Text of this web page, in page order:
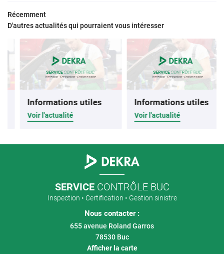
Récemment
D'autres actualités qui pourraient vous intéresser
Informations utiles
Voir l'actualité
Informations utiles
Voir l'actualité
SERVICECONTRÔLE BUC
Inspection • Certification • Gestion sinistre
Nous contacter :
655 avenue Roland Garros
78530 Buc
Afficher la carte